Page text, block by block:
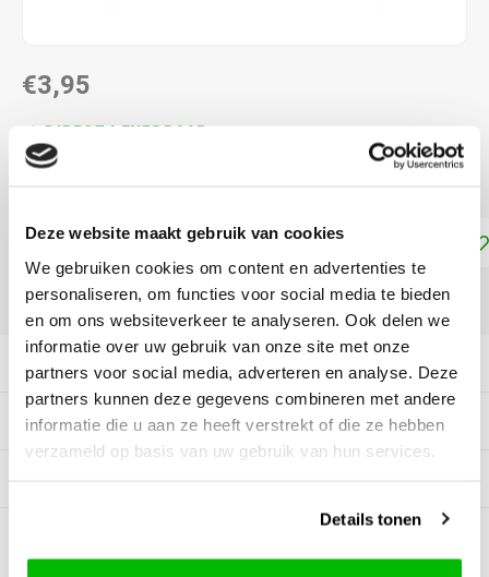
Deze website maakt gebruik van cookies
We gebruiken cookies om content en advertenties te
personaliseren, om functies voor social media te bieden
en om ons websiteverkeer te analyseren. Ook delen we
informatie over uw gebruik van onze site met onze
partners voor social media, adverteren en analyse. Deze
partners kunnen deze gegevens combineren met andere
informatie die u aan ze heeft verstrekt of die ze hebben
verzameld op basis van uw gebruik van hun services.
Details tonen
€3,95
DIRECT LEVERBAAR
Toevoegen aan winkelwagen
DELEN:
Productomschrijving
Specificaties